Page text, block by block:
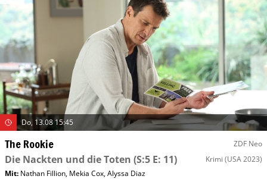
Do, 13.08 15:45
The Rookie ZDF Neo
Die Nackten und die Toten (S:5 E: 11) Krimi (USA 2023)
Mit: Nathan Fillion, Mekia Cox,Alyssa Diaz